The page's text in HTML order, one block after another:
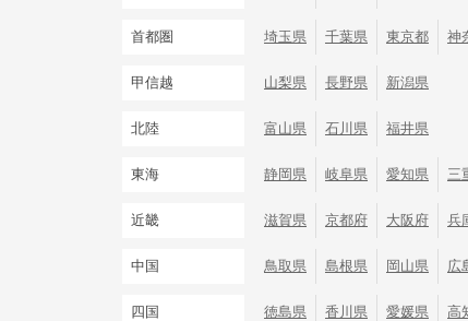
首都圏 埼玉県 千葉県 東京都 神
甲信越 山梨県 長野県 新潟県
北陸 富山県 石川県 福井県
東海 静岡県 岐阜県 愛知県 三
近畿 滋賀県 京都府 大阪府 兵
中国 鳥取県 島根県 岡山県 広
四国 徳島県 香川県 愛媛県 高